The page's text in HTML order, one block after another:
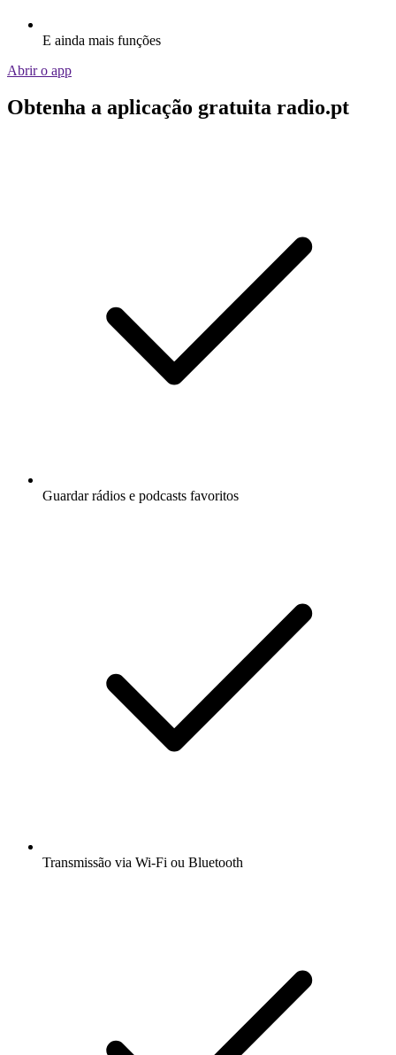
E ainda mais funções
Abrir o app
Obtenha a aplicação gratuita radio.pt
Guardar rádios e podcasts favoritos
Transmissão via Wi-Fi ou Bluetooth